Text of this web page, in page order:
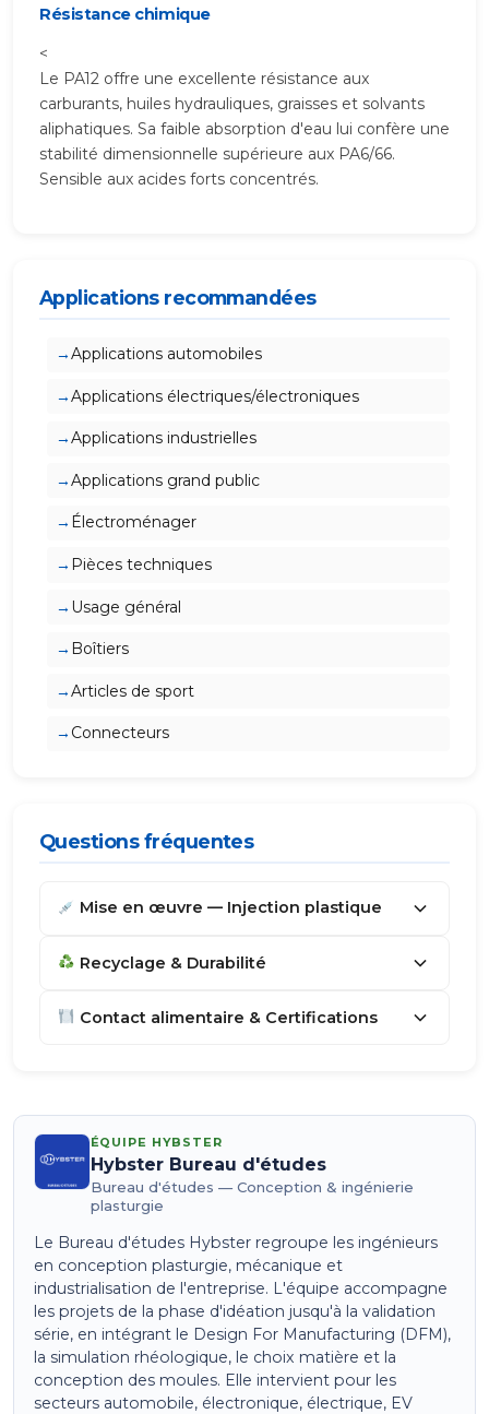
Résistance chimique
<
Le PA12 offre une excellente résistance aux
carburants, huiles hydrauliques, graisses et solvants
aliphatiques. Sa faible absorption d'eau lui confère une
stabilité dimensionnelle supérieure aux PA6/66.
Sensible aux acides forts concentrés.
Applications recommandées
Applications automobiles
Applications électriques/électroniques
Applications industrielles
Applications grand public
Électroménager
Pièces techniques
Usage général
Boîtiers
Articles de sport
Connecteurs
Questions fréquentes
Mise en œuvre — Injection plastique
Recyclage & Durabilité
Contact alimentaire & Certifications
ÉQUIPE HYBSTER
Hybster Bureau d'études
Bureau d'études — Conception & ingénierie
plasturgie
Le Bureau d'études Hybster regroupe les ingénieurs
en conception plasturgie, mécanique et
industrialisation de l'entreprise. L'équipe accompagne
les projets de la phase d'idéation jusqu'à la validation
série, en intégrant le Design For Manufacturing (DFM),
la simulation rhéologique, le choix matière et la
conception des moules. Elle intervient pour les
secteurs automobile, électronique, électrique, EV